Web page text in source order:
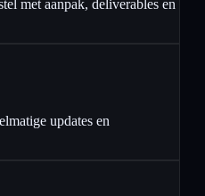
met aanpak, deliverables en
updates en